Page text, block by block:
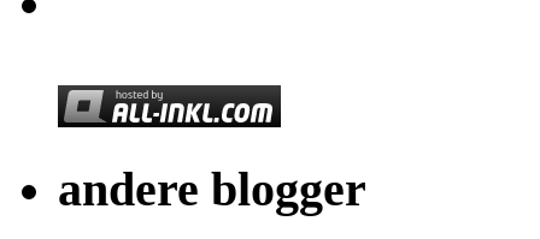
andere blogger